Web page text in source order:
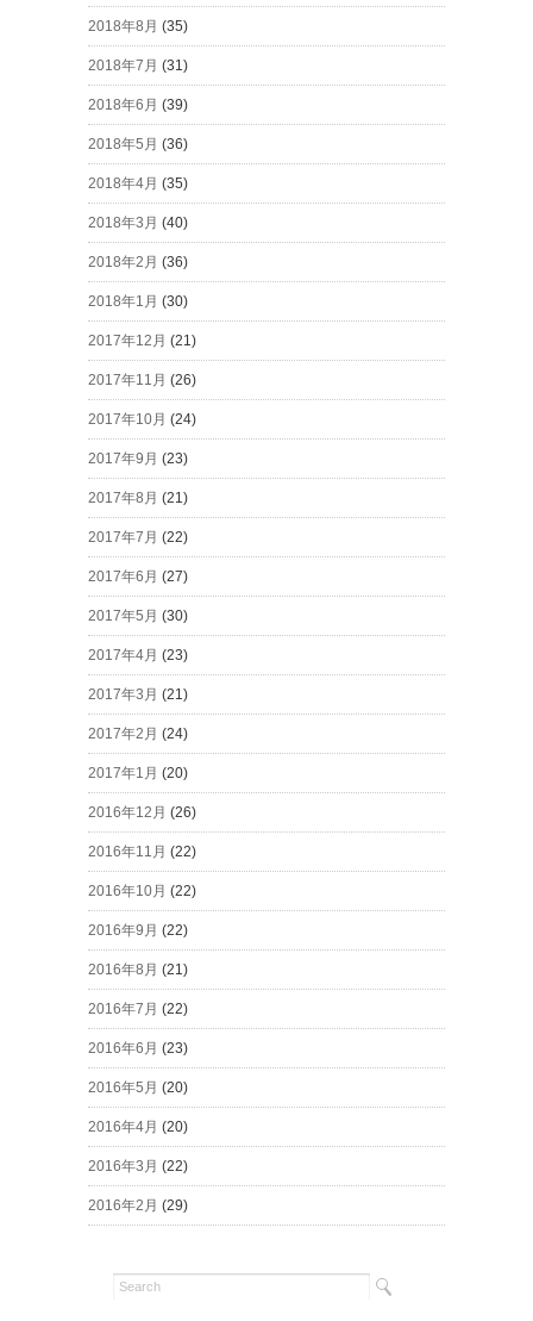
2018年8月 (35)
2018年7月 (31)
2018年6月 (39)
2018年5月 (36)
2018年4月 (35)
2018年3月 (40)
2018年2月 (36)
2018年1月 (30)
2017年12月 (21)
2017年11月 (26)
2017年10月 (24)
2017年9月 (23)
2017年8月 (21)
2017年7月 (22)
2017年6月 (27)
2017年5月 (30)
2017年4月 (23)
2017年3月 (21)
2017年2月 (24)
2017年1月 (20)
2016年12月 (26)
2016年11月 (22)
2016年10月 (22)
2016年9月 (22)
2016年8月 (21)
2016年7月 (22)
2016年6月 (23)
2016年5月 (20)
2016年4月 (20)
2016年3月 (22)
2016年2月 (29)